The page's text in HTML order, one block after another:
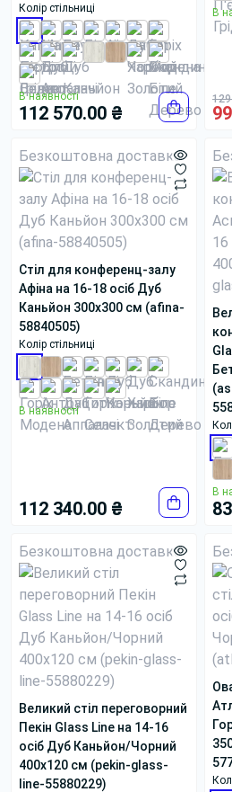
Колір стільниці
В наявності
112 570.00 ₴
В
Безкоштовна доставка
Стіл для конференц-залу
Афіна на 16-18 осіб Дуб
Каньйон 300x300 см (afina-
58840505)
Колір стільниці
В наявності
112 340.00 ₴
В
Безкоштовна доставка
Великий стіл переговорний
Пекін Glass Line на 14-16
осіб Дуб Каньйон/Чорний
400x120 см (pekin-glass-
line-55880229)